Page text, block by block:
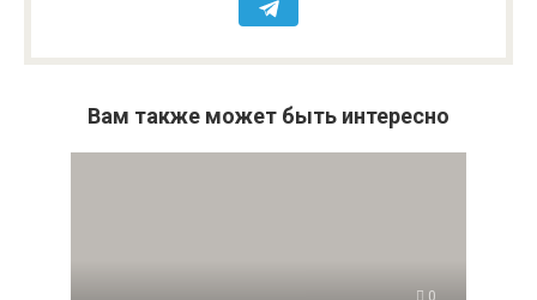
Вам также может быть интересно
0